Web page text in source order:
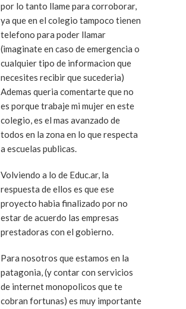
por lo tanto llame para corroborar,
ya que en el colegio tampoco tienen
telefono para poder llamar
(imaginate en caso de emergencia o
cualquier tipo de informacion que
necesites recibir que sucederia)
Ademas queria comentarte que no
es porque trabaje mi mujer en este
colegio, es el mas avanzado de
todos en la zona en lo que respecta
a escuelas publicas.
Volviendo a lo de Educ.ar, la
respuesta de ellos es que ese
proyecto habia finalizado por no
estar de acuerdo las empresas
prestadoras con el gobierno.
Para nosotros que estamos en la
patagonia, (y contar con servicios
de internet monopolicos que te
cobran fortunas) es muy importante